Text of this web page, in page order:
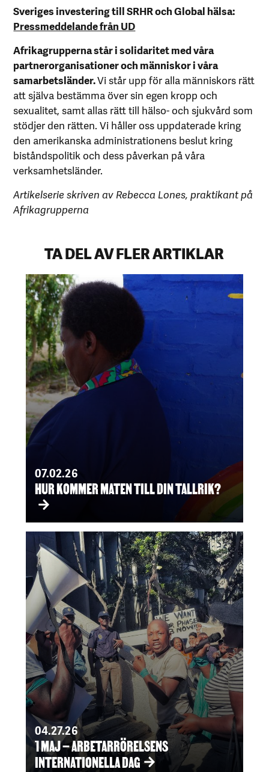
Sveriges investering till SRHR och Global hälsa:
Pressmeddelande från UD
Afrikagrupperna står i solidaritet med våra
partnerorganisationer och människor i våra
samarbetsländer.Vi står upp för alla människors rätt
att själva bestämma över sin egen kropp och
sexualitet, samt allas rätt till hälso- och sjukvård som
stödjer den rätten. Vi håller oss uppdaterade kring
den amerikanska administrationens beslut kring
biståndspolitik och dess påverkan på våra
verksamhetsländer.
Artikelserie skriven av Rebecca Lones, praktikant på
Afrikagrupperna
TA DEL AV FLER ARTIKLAR
07.02.26
HUR KOMMER MATEN TILL DIN TALLRIK?
04.27.26
1 MAJ – ARBETARRÖRELSENS
INTERNATIONELLA DAG